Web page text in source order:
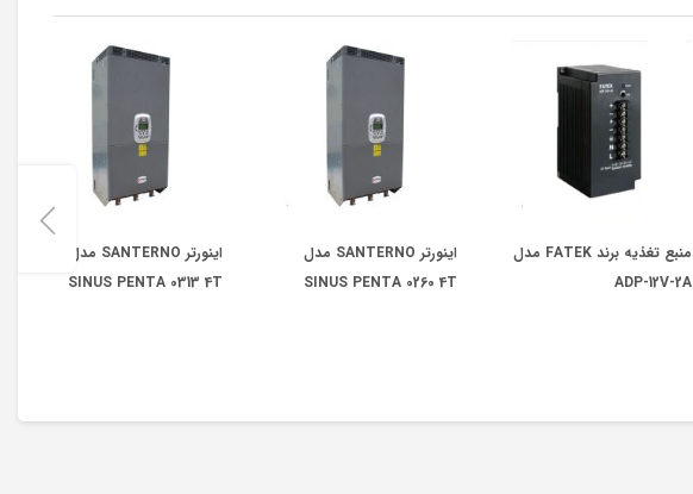
منبع تغذیه برند FATEK مدل
ADP-12V-2A
اینورتر SANTERNO مدل
SINUS PENTA 0260 4T
اینورتر SANTERNO مدل
SINUS PENTA 0313 4T